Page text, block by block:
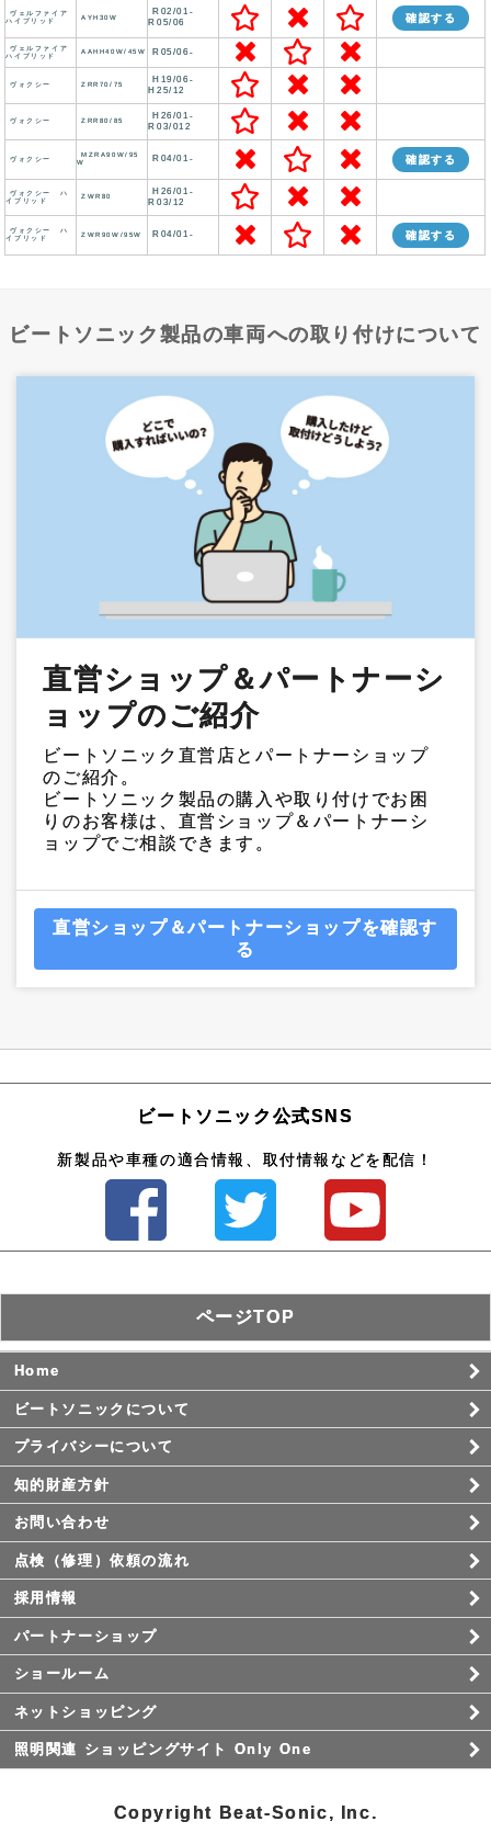
ヴェルファイア
ハイブリッド
AYH30W
R02/01-
R05/06
確認する
ヴェルファイア
ハイブリッド
AAHH40W/45W R05/06-
ヴォクシー ZRR70/75
H19/06-
H25/12
ヴォクシー ZRR80/85
H26/01-
R03/012
ヴォクシー
MZRA90W/95
W
R04/01- 確認する
ヴォクシー ハ
イブリッド
ZWR80
H26/01-
R03/12
ヴォクシー ハ
イブリッド
ZWR90W/95W R04/01- 確認する
ビートソニック製品の車両への取り付けについて
直営ショップ＆パートナーシ
ョップのご紹介
ビートソニック直営店とパートナーショップ
のご紹介。
ビートソニック製品の購入や取り付けでお困
りのお客様は、直営ショップ＆パートナーシ
ョップでご相談できます。
直営ショップ＆パートナーショップを確認す
る
ビートソニック公式SNS
新製品や車種の適合情報、取付情報などを配信！
ページTOP
Home
ビートソニックについて
プライバシーについて
知的財産方針
お問い合わせ
点検（修理）依頼の流れ
採用情報
パートナーショップ
ショールーム
ネットショッピング
照明関連 ショッピングサイト Only One
Copyright Beat-Sonic, Inc.